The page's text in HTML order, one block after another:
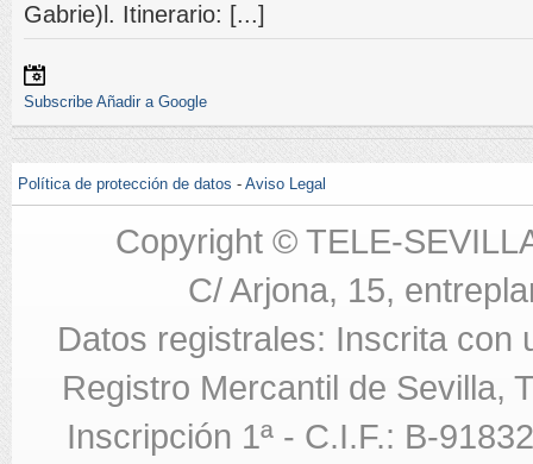
Gabrie)l. Itinerario: [...]
Subscribe Añadir a Google
Política de protección de datos - Aviso Legal
Copyright © TELE-
C/ Arjona, 15,
Datos registrales: Inscrita con
Registro Mercantil de Sevilla,
Inscripción 1ª - C.I.F.: B-